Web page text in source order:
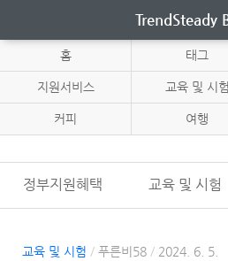
TrendSteady
홈 태그
지원서비스 교육 및 시험
커피 여행
정부지원혜택 교육 및 시험
교육 및 시험 / 푸른비58 / 2024. 6. 5.